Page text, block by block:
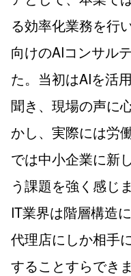
る効率化業務を行
向けのAIコンサル
た。当初はAIを活
聞き、現場の声に
かし、実際には労
では中小企業に新
う課題を強く感じ
IT業界は階層構造
代理店にしか相手
することすらでき